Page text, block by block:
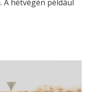
hétvégén például